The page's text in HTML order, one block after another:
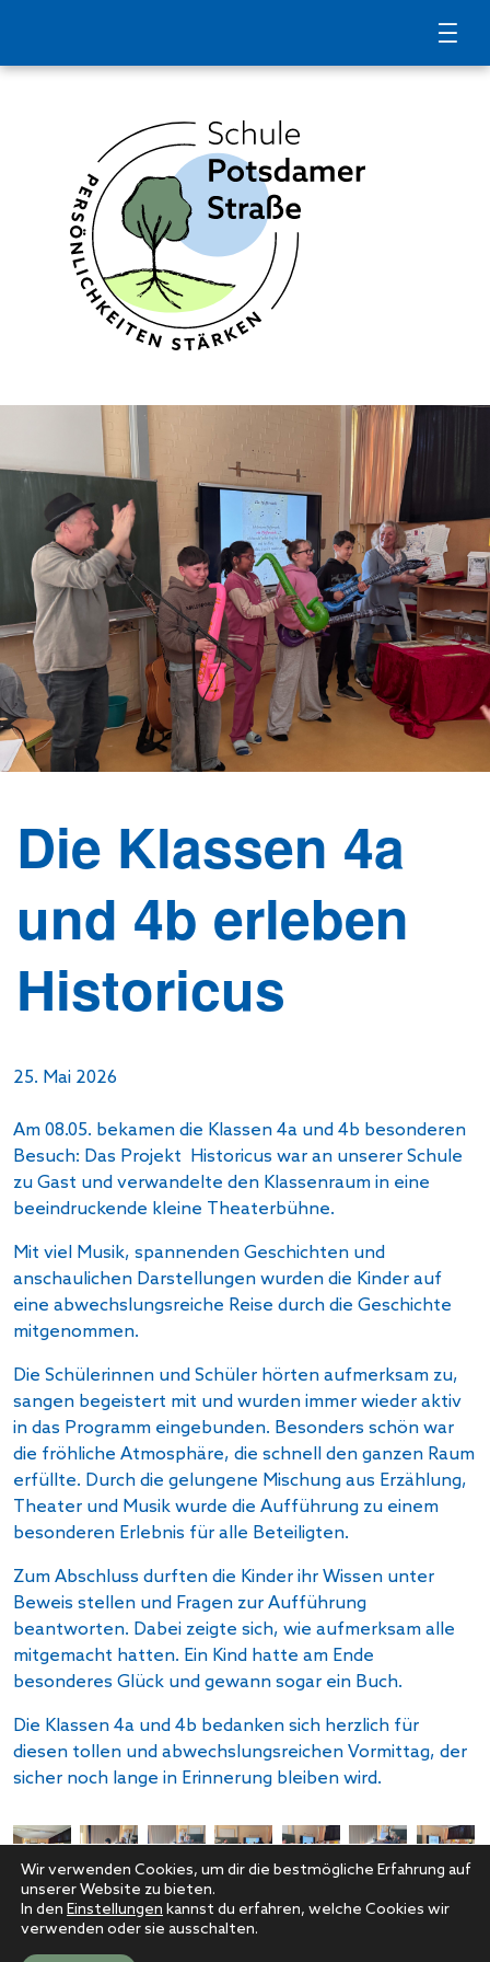
Die Klassen 4a
und 4b erleben
Historicus
25. Mai 2026
Am 08.05. bekamen die Klassen 4a und 4b besonderen
Besuch: Das Projekt Historicus war an unserer Schule
zu Gast und verwandelte den Klassenraum in eine
beeindruckende kleine Theaterbühne.
Mit viel Musik, spannenden Geschichten und
anschaulichen Darstellungen wurden die Kinder auf
eine abwechslungsreiche Reise durch die Geschichte
mitgenommen.
Die Schülerinnen und Schüler hörten aufmerksam zu,
sangen begeistert mit und wurden immer wieder aktiv
in das Programm eingebunden. Besonders schön war
die fröhliche Atmosphäre, die schnell den ganzen Raum
erfüllte. Durch die gelungene Mischung aus Erzählung,
Theater und Musik wurde die Aufführung zu einem
besonderen Erlebnis für alle Beteiligten.
Zum Abschluss durften die Kinder ihr Wissen unter
Beweis stellen und Fragen zur Aufführung
beantworten. Dabei zeigte sich, wie aufmerksam alle
mitgemacht hatten. Ein Kind hatte am Ende
besonderes Glück und gewann sogar ein Buch.
Die Klassen 4a und 4b bedanken sich herzlich für
diesen tollen und abwechslungsreichen Vormittag, der
sicher noch lange in Erinnerung bleiben wird.
Wir verwenden Cookies, um dir die bestmögliche Erfahrung auf
unserer Website zu bieten.
In den Einstellungen kannst du erfahren, welche Cookies wir
verwenden oder sie ausschalten.